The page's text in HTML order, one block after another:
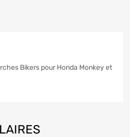
Bikers pour Honda Monkey et